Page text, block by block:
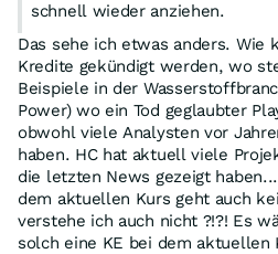
schnell wieder anziehen.
Das sehe ich etwas anders. Wie
Kredite gekündigt werden, wo
Beispiele in der
Power) wo ein Tod geglaubter
obwohl viele Analysten vor
haben. HC hat aktuell viele
die letzten News gezeigt
dem aktuellen Kurs geht auch
verstehe ich auch nicht ?!?! Es
solch eine KE bei dem aktuellen